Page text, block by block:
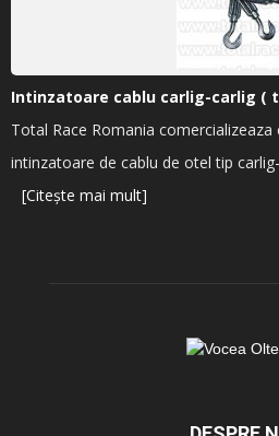
Intinzatoare cablu carlig-carlig (
Total Race Romania
intinzatoare de cablu de otel tip
[Citește mai mult]